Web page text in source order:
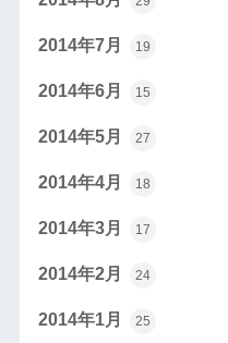
2014年7月 19
2014年6月 15
2014年5月 27
2014年4月 18
2014年3月 17
2014年2月 24
2014年1月 25